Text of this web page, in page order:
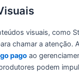
visuais, como
chamar a atenção.
pago ao
podem